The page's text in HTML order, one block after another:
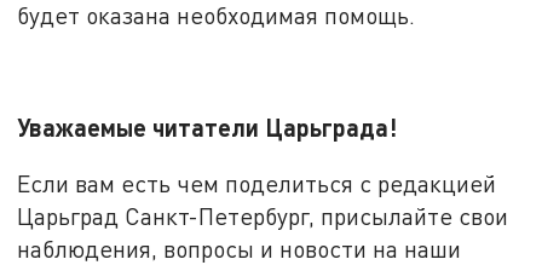
будет оказана необходимая помощь.
Уважаемые читатели Царьграда!
Если вам есть чем поделиться с редакцией
Царьград Санкт-Петербург, присылайте свои
наблюдения, вопросы и новости на наши